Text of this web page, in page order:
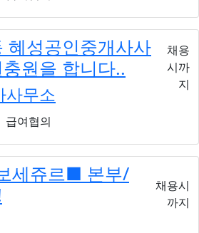
혜성공인중개사사
원을 합니다..
사무소
채용
시까
지
급여협의
세쥬르■ 본부/
채용시
까지